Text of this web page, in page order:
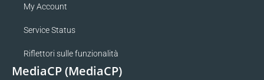
My Account
Service Status
Riflettori sulle funzionalità
MediaCP (MediaCP)